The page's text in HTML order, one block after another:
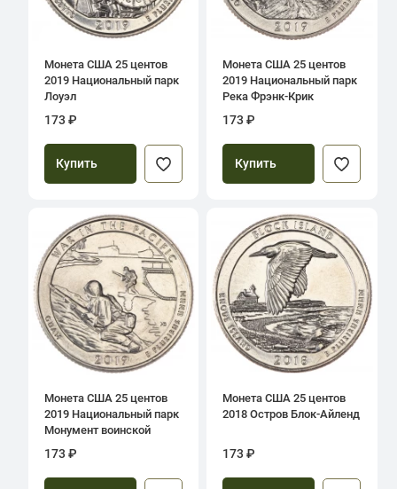
Монета США 25 центов
2019 Национальный парк
Лоуэл
173 ₽
Купить
Монета США 25 центов
2019 Национальный парк
Река Фрэнк-Крик
173 ₽
Купить
Монета США 25 центов
2019 Национальный парк
Монумент воинской
доблести в Тихом океане
173 ₽
Монета США 25 центов
2018 Остров Блок-Айленд
173 ₽